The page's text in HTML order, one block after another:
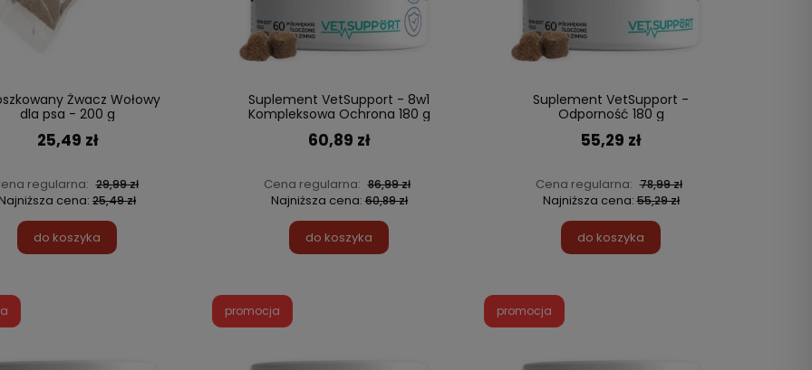
Żwacz Wołowy
dla psa - 200 g
25,49 zł
regularna: 29,99 zł
Najniższa cena: 25,49 zł
do koszyka
Suplement VetSupport - 8w1
Kompleksowa Ochrona 180 g
60,89 zł
Cena regularna: 86,99 zł
Najniższa cena:60,89 zł
do koszyka
Suplement VetSupport -
Odporność 180 g
55,29 zł
Cena regularna: 78,99 zł
Najniższa cena:55,29 zł
do koszyka
promocja promocja